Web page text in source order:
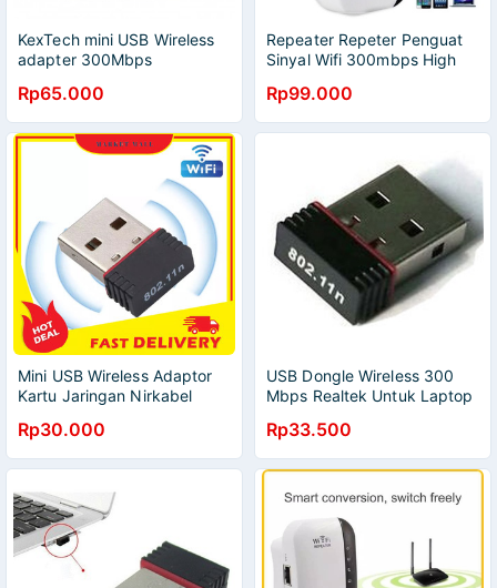
KexTech mini USB Wireless
adapter 300Mbps
Rp65.000
Repeater Repeter Penguat
Sinyal Wifi 300mbps High
Rp99.000
Mini USB Wireless Adaptor
Kartu Jaringan Nirkabel
Penerima Signal Wifi Routing
Hotspot Komputer KexTech -
KXNA01BK
Rp30.000
USB Dongle Wireless 300
Mbps Realtek Untuk Laptop
Rp33.500